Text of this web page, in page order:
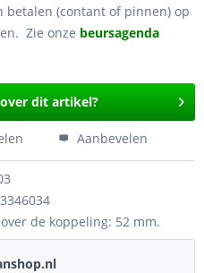
(contant of pinnen) op
Zie onze beursagenda
dit artikel?
Aanbevelen
de koppeling: 52 mm.